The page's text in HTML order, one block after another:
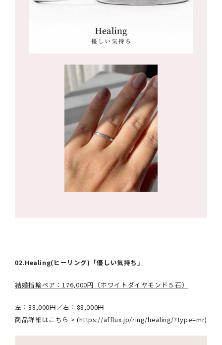
02.Healing(ヒーリング)「優しい気持ち」
結婚指輪ペア：176,000円（ホワイトダイヤモンド５石）
左：88,000円／右：88,000円
商品詳細はこちら > (https://afflux.jp/ring/healing/?type=mr)